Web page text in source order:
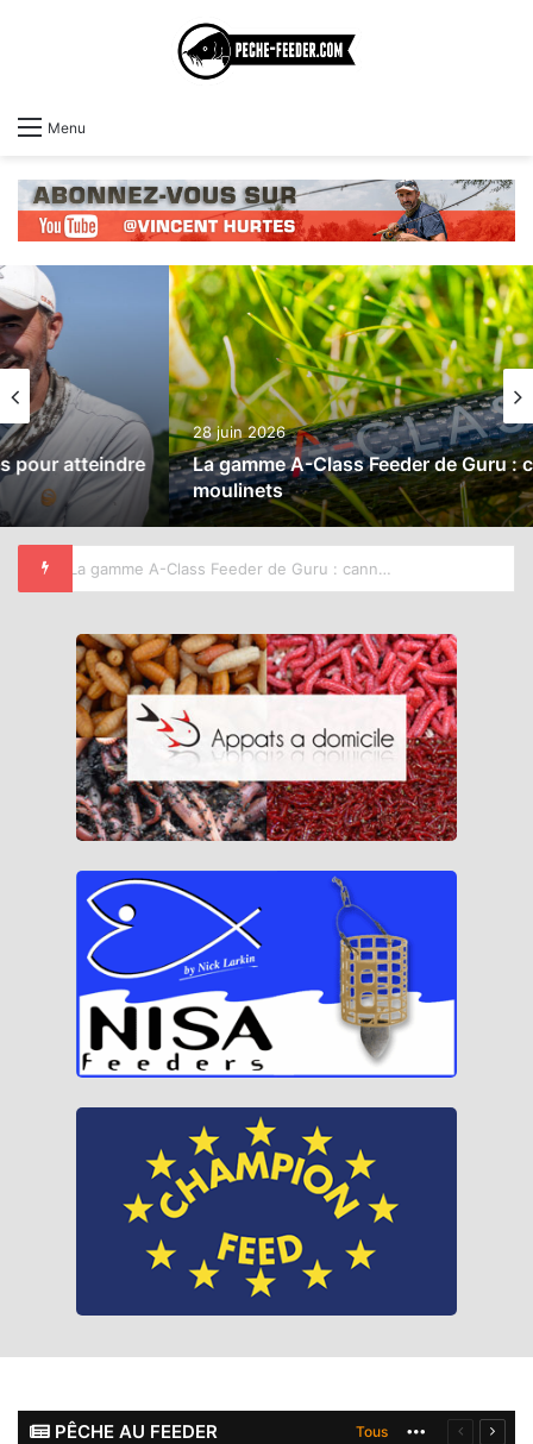
Menu
28 juin 2026
La gamme A-Class Feeder de Guru : cannes et
moulinets
PÊCHE AU FEEDER Tous More Page